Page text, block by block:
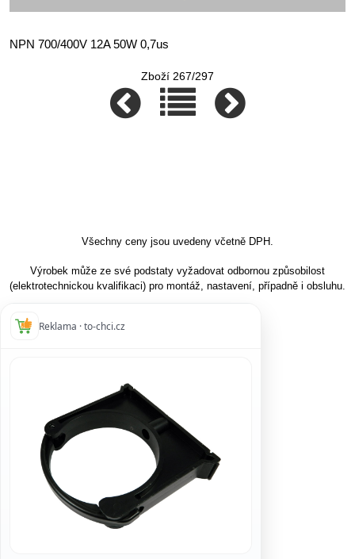
NPN 700/400V 12A 50W 0,7us
Zboží 267/297
Všechny ceny jsou uvedeny včetně DPH.
Výrobek může ze své podstaty vyžadovat odbornou způsobilost
(elektrotechnickou kvalifikaci) pro montáž, nastavení, případně i obsluhu.
Reklama · to-chci.cz